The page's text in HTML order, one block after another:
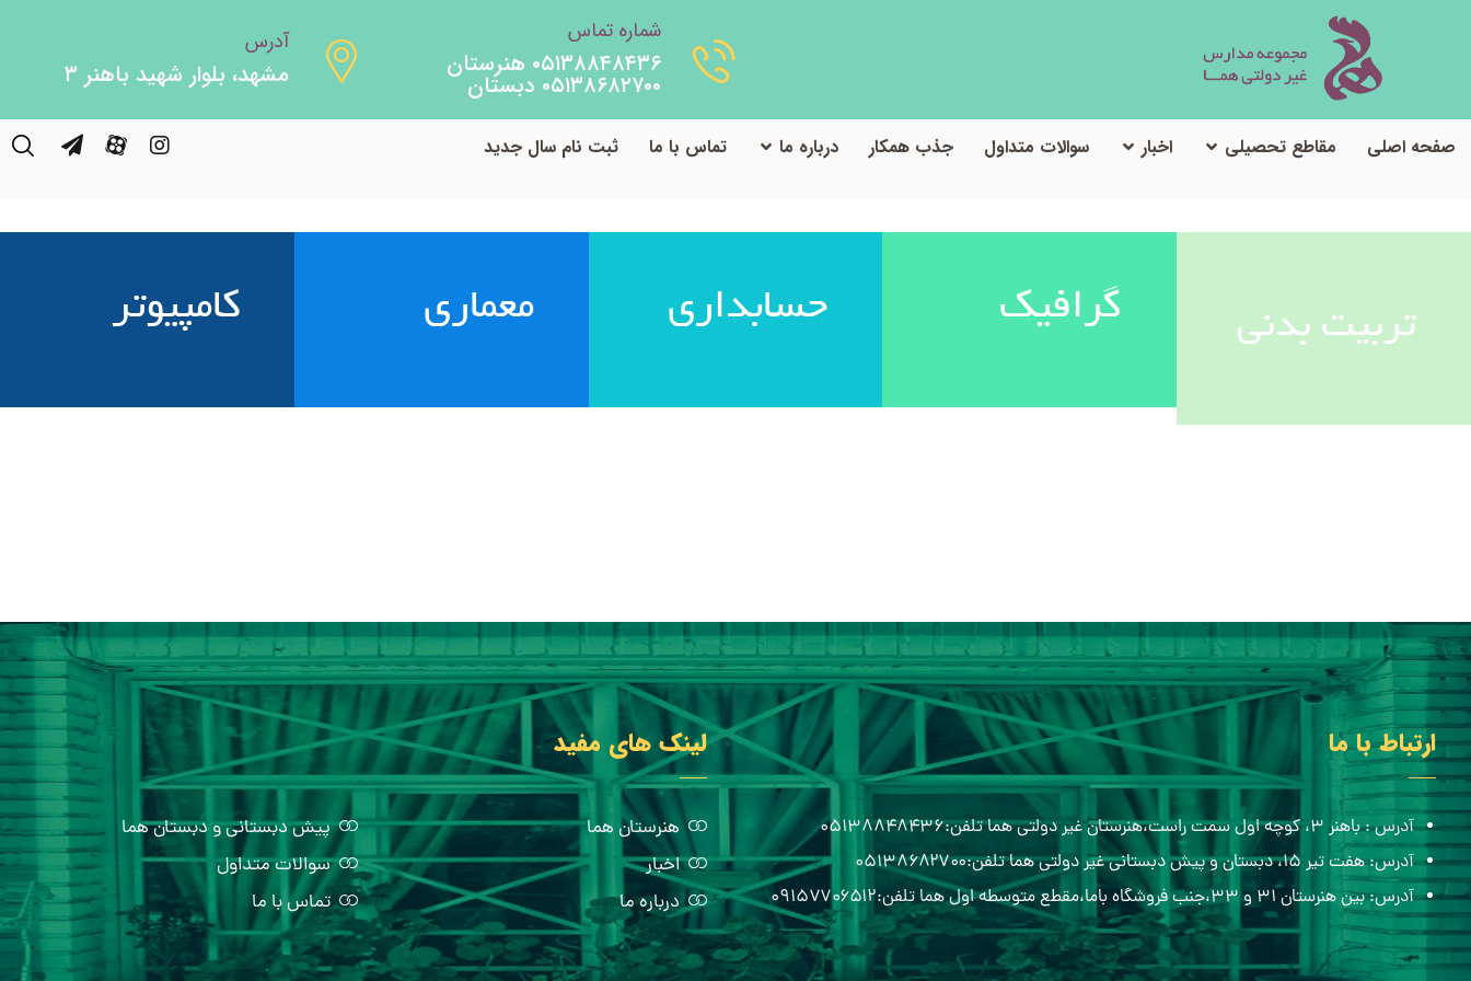
آدرس
مشهد، بلوار شهید باهنر ۳
شماره تماس
۰۵۱۳۸۸۴۸۴۳۶ هنرستان
۰۵۱۳۸۶۸۲۷۰۰ دبستان
صفحه اصلی مقاطع تحصیلی اخبار سوالات متداول جذب همکار درباره ما تماس با ما ثبت نام سال جدید
تربیت بدنی گرافیک حسابداری معماری کامپیوتر
ارتباط با ما
آدرس : باهنر ۳، کوچه اول سمت راست،هنرستان غیر دولتی هما تلفن:۰۵۱۳۸۸۴۸۴۳۶
آدرس: هفت تیر ۱۵، دبستان و پیش دبستانی غیر دولتی هما تلفن:۰۵۱۳۸۶۸۲۷۰۰
آدرس: بین هنرستان ۳۱ و ۳۳،جنب فروشگاه باما،مقطع متوسطه اول هما تلفن:۰۹۱۵۷۷۰۶۵۱۲
لینک های مفید
هنرستان هما
پیش دبستانی و دبستان هما
اخبار
سوالات متداول
درباره ما
تماس با ما